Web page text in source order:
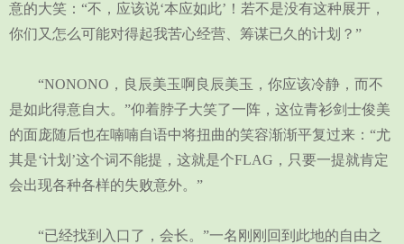
意的大笑：“不，应该说‘本应如此’！若不是没有这种展开，
你们又怎么可能对得起我苦心经营、筹谋已久的计划？”
“NONONO，良辰美玉啊良辰美玉，你应该冷静，而不
是如此得意自大。”仰着脖子大笑了一阵，这位青衫剑士俊美
的面庞随后也在喃喃自语中将扭曲的笑容渐渐平复过来：“尤
其是‘计划’这个词不能提，这就是个FLAG，只要一提就肯定
会出现各种各样的失败意外。”
“已经找到入口了，会长。”一名刚刚回到此地的自由之